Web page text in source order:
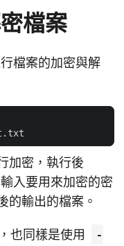
檔案
檔案的加密與解
加密，執行後
入要用來加密的密
的輸出的檔案。
也同樣是使用
-